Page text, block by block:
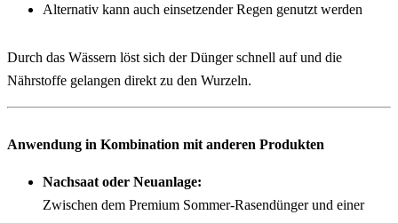
Alternativ kann auch einsetzender Regen genutzt werden
Durch das Wässern löst sich der Dünger schnell auf und die
Nährstoffe gelangen direkt zu den Wurzeln.
Anwendung in Kombination mit anderen Produkten
Nachsaat oder Neuanlage:
Zwischen dem Premium Sommer-Rasendünger und einer